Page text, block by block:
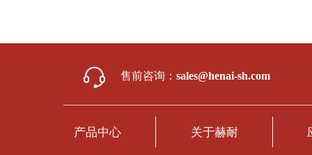
产品中心 关于赫耐
售前咨询： sales@henai-sh.com